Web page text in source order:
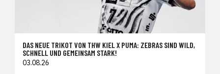
DAS NEUE TRIKOT VON THW KIEL X PUMA: ZEBRAS SIND WILD,
SCHNELL UND GEMEINSAM STARK!
03.08.26